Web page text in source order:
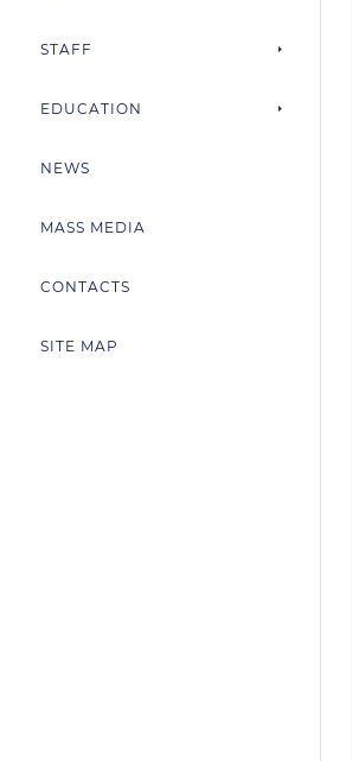
STAFF
EDUCATION
NEWS
MASS MEDIA
CONTACTS
SITE MAP